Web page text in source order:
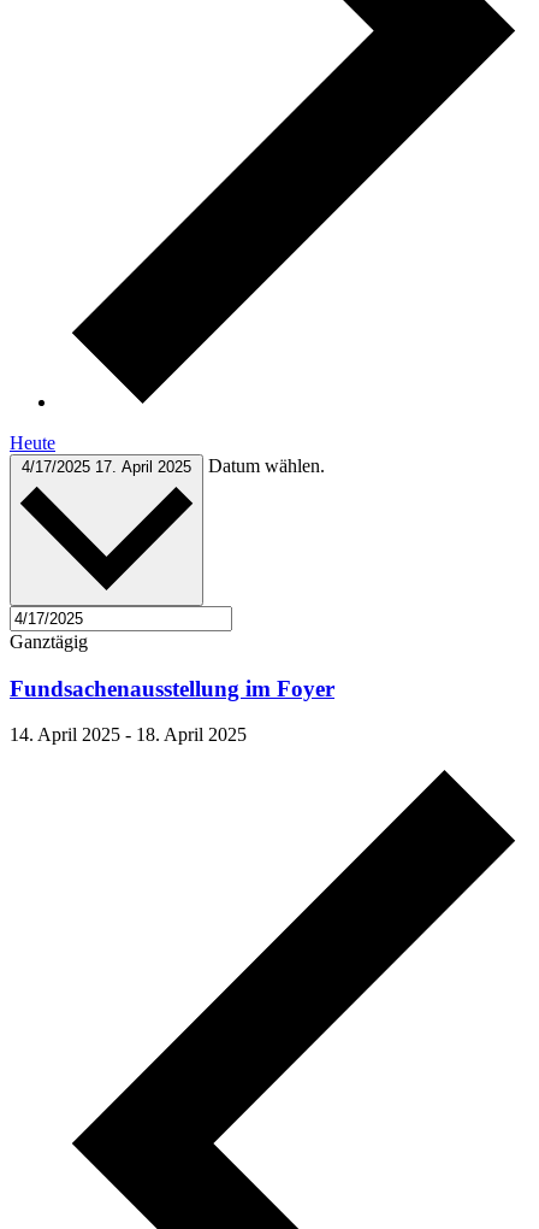
Heute
4/17/2025 17. April 2025 Datum wählen.
Ganztägig
Fundsachenausstellung im Foyer
14. April 2025 - 18. April 2025